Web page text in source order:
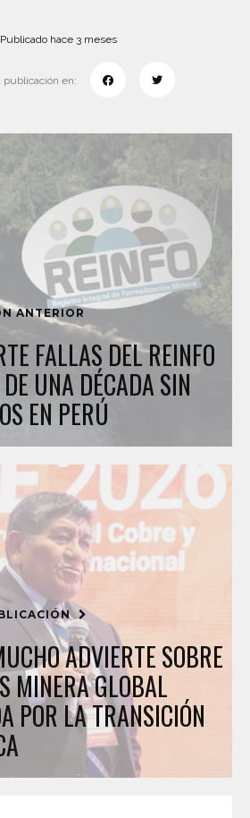
Publicado hace 3 meses
publicación en:
ANTERIOR
FALLAS DEL REINFO
UNA DÉCADA SIN
EN PERÚ
ADVIERTE SOBRE
MINERA GLOBAL
POR LA TRANSICIÓN